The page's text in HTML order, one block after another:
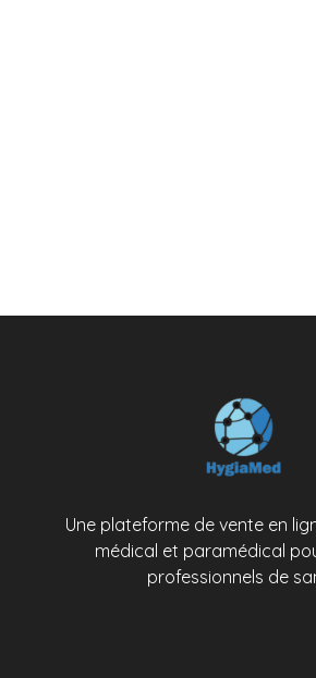
Une plateforme de vente en
médical et paramédical
professionnels de